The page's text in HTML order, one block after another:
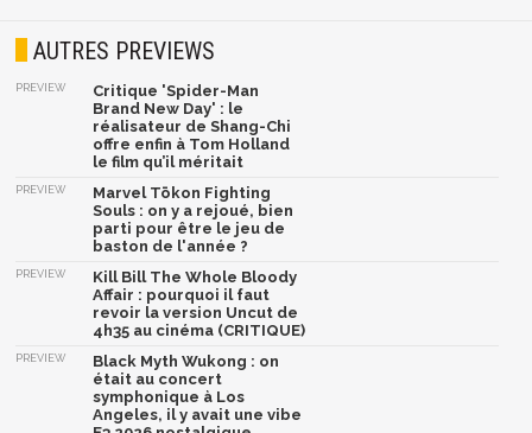
AUTRES PREVIEWS
PREVIEW
Critique 'Spider-Man
Brand New Day' : le
réalisateur de Shang-Chi
offre enfin à Tom Holland
le film qu’il méritait
PREVIEW
Marvel Tōkon Fighting
Souls : on y a rejoué, bien
parti pour être le jeu de
baston de l'année ?
PREVIEW
Kill Bill The Whole Bloody
Affair : pourquoi il faut
revoir la version Uncut de
4h35 au cinéma (CRITIQUE)
PREVIEW
Black Myth Wukong : on
était au concert
symphonique à Los
Angeles, il y avait une vibe